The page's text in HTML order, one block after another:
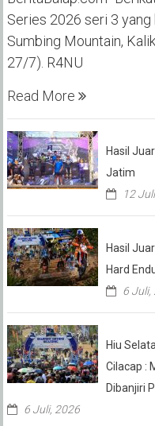
Series 2026 seri 3
Sumbing Mountain,
27/7). R4NU
Read More
Hasil
Jatim
12
Hasil
Hard
6 Juli,
Hiu
Cilacap :
Dibanjiri
6 Juli, 2026